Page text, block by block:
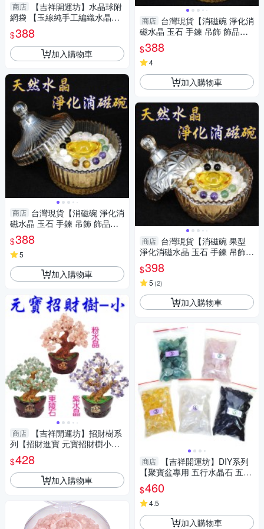
商店
【吉祥開運坊】水晶球附
網袋 【玉線純手工編織水晶球
網袋 有附水晶球 有多色可供選
擇 可吊掛】
$388
加入購物車
商店 台灣現貨【消磁碗 淨化消
磁水晶 玉石 手鍊 吊飾 飾品等
附白水晶300公克 元寶 已淨
化】
$388
5
加入購物車
商店
【吉祥開運坊】招財樹系
列【招財進寶 元寶招財樹小型
天然水晶招財樹 】 淨化開光 擇
日
$428
加入購物車
商店 台灣現貨【消磁碗 淨化消
磁水晶 玉石 手鍊 吊飾 飾品等
附白水晶300公克 元寶 已淨
化】
$388
4
加入購物車
商店 台灣現貨【消磁碗 果型
淨化消磁水晶 玉石 手鍊 吊飾
飾品等 附白水晶300公克 元寶
已淨化】
$398
5 (2)
加入購物車
商店
【吉祥開運坊】DIY系列
【聚寶盆專用 五行水晶石 五色
石 大顆 每個顏色200公克 共1k
g】已淨化
$460
4.5
加入購物車